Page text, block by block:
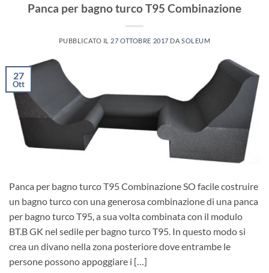
Panca per bagno turco T95 Combinazione
PUBBLICATO IL 27 OTTOBRE 2017 DASOLEUM
27
Ott
Panca per bagno turco T95 Combinazione SO facile costruire
un bagno turco con una generosa combinazione di una panca
per bagno turco T95, a sua volta combinata con il modulo
BT.B GK nel sedile per bagno turco T95. In questo modo si
crea un divano nella zona posteriore dove entrambe le
persone possono appoggiare i […]